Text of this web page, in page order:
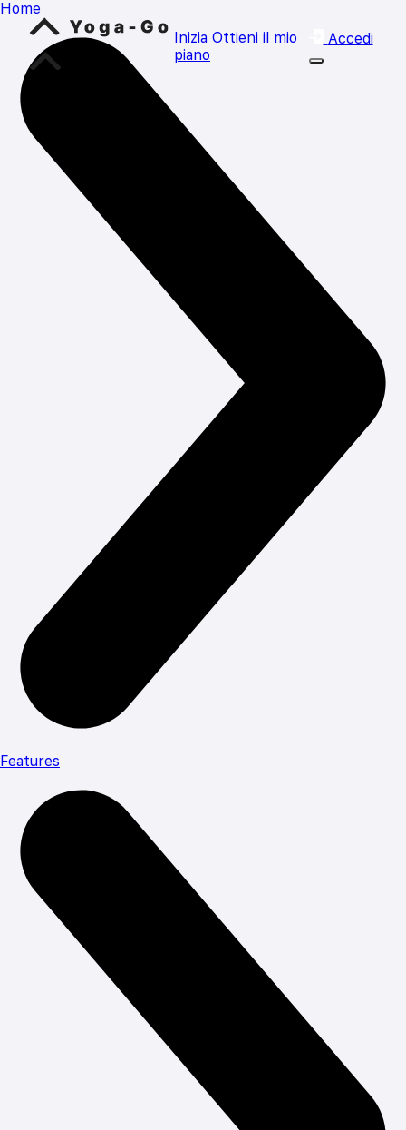
Inizia Ottieni il mio
piano
Accedi
Home
Features